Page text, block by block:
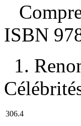
ISBN
1.
306.4